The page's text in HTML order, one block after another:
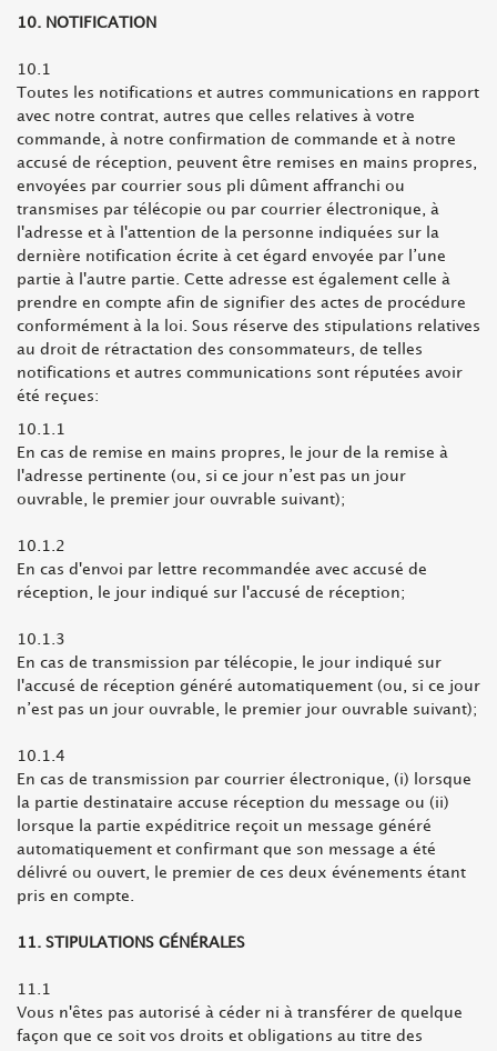
10. NOTIFICATION
10.1
Toutes les notifications et autres communications en rapport
avec notre contrat, autres que celles relatives à votre
commande, à notre confirmation de commande et à notre
accusé de réception, peuvent être remises en mains propres,
envoyées par courrier sous pli dûment affranchi ou
transmises par télécopie ou par courrier électronique, à
l'adresse et à l'attention de la personne indiquées sur la
dernière notification écrite à cet égard envoyée par l’une
partie à l'autre partie. Cette adresse est également celle à
prendre en compte afin de signifier des actes de procédure
conformément à la loi. Sous réserve des stipulations relatives
au droit de rétractation des consommateurs, de telles
notifications et autres communications sont réputées avoir
été reçues:
10.1.1
En cas de remise en mains propres, le jour de la remise à
l'adresse pertinente (ou, si ce jour n’est pas un jour
ouvrable, le premier jour ouvrable suivant);
10.1.2
En cas d'envoi par lettre recommandée avec accusé de
réception, le jour indiqué sur l'accusé de réception;
10.1.3
En cas de transmission par télécopie, le jour indiqué sur
l'accusé de réception généré automatiquement (ou, si ce jour
n’est pas un jour ouvrable, le premier jour ouvrable suivant);
10.1.4
En cas de transmission par courrier électronique, (i) lorsque
la partie destinataire accuse réception du message ou (ii)
lorsque la partie expéditrice reçoit un message généré
automatiquement et confirmant que son message a été
délivré ou ouvert, le premier de ces deux événements étant
pris en compte.
11. STIPULATIONS GÉNÉRALES
11.1
Vous n'êtes pas autorisé à céder ni à transférer de quelque
façon que ce soit vos droits et obligations au titre des